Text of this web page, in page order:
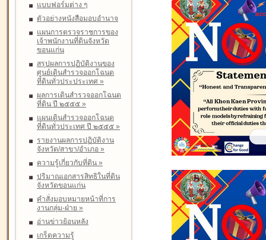
แบบฟอร์มต่าง ๆ
ตัวอย่างหนังสือมอบอำนาจ
แผนการตรวจราชการของ
เจ้าพนักงานที่ดินจังหวัด
ขอนแก่น
สรุปผลการปฏิบัติงานของ
ศูนย์เดินสำรวจออกโฉนด
ที่ดินทั่วประประเทศ »
ผลการเดินสำรวจออกโฉนด
ที่ดิน ปี ๒๕๕๕ »
แผนเดินสำรวจออกโฉนด
ที่ดินทั่วประเทศ ปี ๒๕๕๕ »
รายงานผลการปฏิบัติงาน
จังหวัด/สาขา/อำเภอ »
ความรู้เกี่ยวกับที่ดิน »
ปริมาณเอกสารสิทธิในที่ดิน
จังหวัดขอนแก่น
คำสั่งมอบหมายหน้าที่การ
งานกลุ่ม-ฝ่าย »
อ่านข่าวย้อนหลัง
เกร็ดความรู้